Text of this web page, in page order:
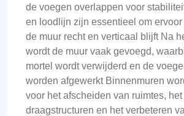
de voegen overlappen voor
en loodlijn zijn essentieel om
de muur recht en verticaal blijft Na
wordt de muur vaak gevoegd,
mortel wordt verwijderd en de
worden afgewerkt Binnenmuren
voor het afscheiden van ruimtes,
draagstructuren en het verbeteren